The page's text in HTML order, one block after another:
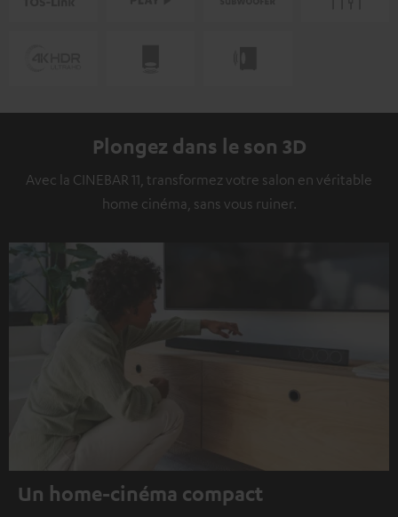
Plongez dans le son 3D
Avec la CINEBAR 11, transformez votre salon en véritable
home cinéma, sans vous ruiner.
Un home-cinéma compact